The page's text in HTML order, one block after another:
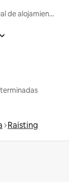
Renta mensual de alojamientos
Raisting